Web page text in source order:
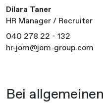
Dilara Taner
HR Manager / Recruiter
040 278 22 - 132
hr-jom@jom-group.com
Bei allgemeinen